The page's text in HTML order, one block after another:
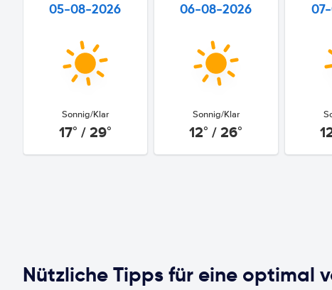
05-08-2026
Sonnig/Klar
17° / 29°
06-08-2026
Sonnig/Klar
12° / 26°
Nützliche Tipps für eine optimal